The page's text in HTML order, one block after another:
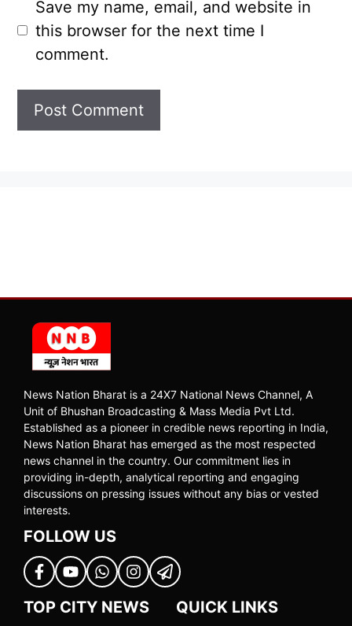
Save my name, email, and website in
this browser for the next time I
comment.
News Nation Bharat is a 24X7 National News Channel, A
Unit of Bhushan Broadcasting & Mass Media Pvt Ltd.
Established as a pioneer in credible news reporting in India,
News Nation Bharat has emerged as the most respected
news channel in the country. Our commitment lies in
providing in-depth, analytical reporting and engaging
discussions on pressing issues without any bias or vested
interests.
FOLLOW US
TOP CITY NEWS QUICK LINKS